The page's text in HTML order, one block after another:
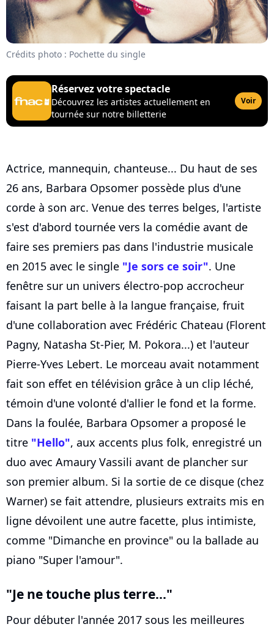
Crédits photo : Pochette du single
Réservez votre spectacle
Découvrez les artistes actuellement en
tournée sur notre billetterie
Voir
Actrice, mannequin, chanteuse... Du haut de ses
26 ans, Barbara Opsomer possède plus d'une
corde à son arc. Venue des terres belges, l'artiste
s'est d'abord tournée vers la comédie avant de
faire ses premiers pas dans l'industrie musicale
en 2015 avec le single "Je sors ce soir". Une
fenêtre sur un univers électro-pop accrocheur
faisant la part belle à la langue française, fruit
d'une collaboration avec Frédéric Chateau (Florent
Pagny, Natasha St-Pier, M. Pokora...) et l'auteur
Pierre-Yves Lebert. Le morceau avait notamment
fait son effet en télévision grâce à un clip léché,
témoin d'une volonté d'allier le fond et la forme.
Dans la foulée, Barbara Opsomer a proposé le
titre "Hello", aux accents plus folk, enregistré un
duo avec Amaury Vassili avant de plancher sur
son premier album. Si la sortie de ce disque (chez
Warner) se fait attendre, plusieurs extraits mis en
ligne dévoilent une autre facette, plus intimiste,
comme "Dimanche en province" ou la ballade au
piano "Super l'amour".
"Je ne touche plus terre..."
Pour débuter l'année 2017 sous les meilleures